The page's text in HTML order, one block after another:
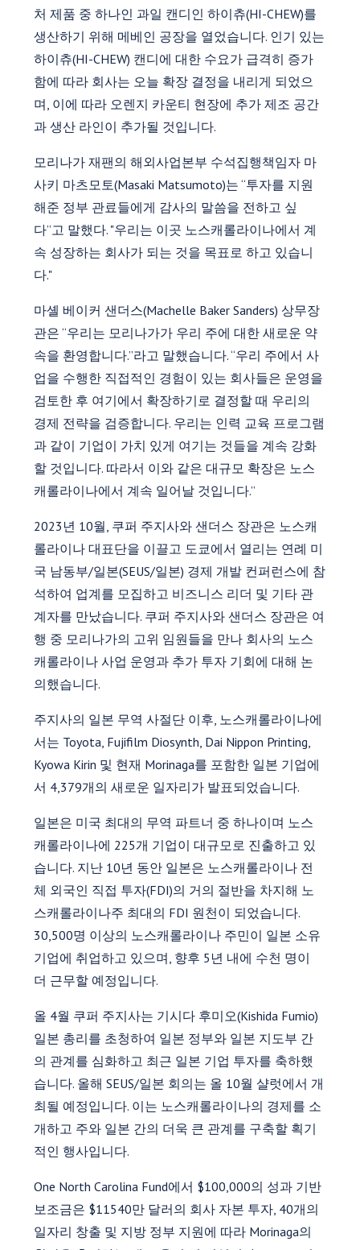
처 제품 중 하나인 과일 캔디인 하이츄(HI-CHEW)를
생산하기 위해 메베인 공장을 열었습니다. 인기 있는
하이츄(HI-CHEW) 캔디에 대한 수요가 급격히 증가
함에 따라 회사는 오늘 확장 결정을 내리게 되었으
며, 이에 따라 오렌지 카운티 현장에 추가 제조 공간
과 생산 라인이 추가될 것입니다.
모리나가 재팬의 해외사업본부 수석집행책임자 마
사키 마츠모토(Masaki Matsumoto)는 “투자를 지원
해준 정부 관료들에게 감사의 말씀을 전하고 싶
다”고 말했다. "우리는 이곳 노스캐롤라이나에서 계
속 성장하는 회사가 되는 것을 목표로 하고 있습니
다."
마셸 베이커 샌더스(Machelle Baker Sanders) 상무장
관은 “우리는 모리나가가 우리 주에 대한 새로운 약
속을 환영합니다.”라고 말했습니다. “우리 주에서 사
업을 수행한 직접적인 경험이 있는 회사들은 운영을
검토한 후 여기에서 확장하기로 결정할 때 우리의
경제 전략을 검증합니다. 우리는 인력 교육 프로그램
과 같이 기업이 가치 있게 여기는 것들을 계속 강화
할 것입니다. 따라서 이와 같은 대규모 확장은 노스
캐롤라이나에서 계속 일어날 것입니다.”
2023년 10월, 쿠퍼 주지사와 샌더스 장관은 노스캐
롤라이나 대표단을 이끌고 도쿄에서 열리는 연례 미
국 남동부/일본(SEUS/일본) 경제 개발 컨퍼런스에 참
석하여 업계를 모집하고 비즈니스 리더 및 기타 관
계자를 만났습니다. 쿠퍼 주지사와 샌더스 장관은 여
행 중 모리나가의 고위 임원들을 만나 회사의 노스
캐롤라이나 사업 운영과 추가 투자 기회에 대해 논
의했습니다.
주지사의 일본 무역 사절단 이후, 노스캐롤라이나에
서는 Toyota, Fujifilm Diosynth, Dai Nippon Printing,
Kyowa Kirin 및 현재 Morinaga를 포함한 일본 기업에
서 4,379개의 새로운 일자리가 발표되었습니다.
일본은 미국 최대의 무역 파트너 중 하나이며 노스
캐롤라이나에 225개 기업이 대규모로 진출하고 있
습니다. 지난 10년 동안 일본은 노스캐롤라이나 전
체 외국인 직접 투자(FDI)의 거의 절반을 차지해 노
스캐롤라이나주 최대의 FDI 원천이 되었습니다.
30,500명 이상의 노스캐롤라이나 주민이 일본 소유
기업에 취업하고 있으며, 향후 5년 내에 수천 명이
더 근무할 예정입니다.
올 4월 쿠퍼 주지사는 기시다 후미오(Kishida Fumio)
일본 총리를 초청하여 일본 정부와 일본 지도부 간
의 관계를 심화하고 최근 일본 기업 투자를 축하했
습니다. 올해 SEUS/일본 회의는 올 10월 샬럿에서 개
최될 예정입니다. 이는 노스캐롤라이나의 경제를 소
개하고 주와 일본 간의 더욱 큰 관계를 구축할 획기
적인 행사입니다.
One North Carolina Fund에서 $100,000의 성과 기반
보조금은 $11540만 달러의 회사 자본 투자, 40개의
일자리 창출 및 지방 정부 지원에 따라 Morinaga의